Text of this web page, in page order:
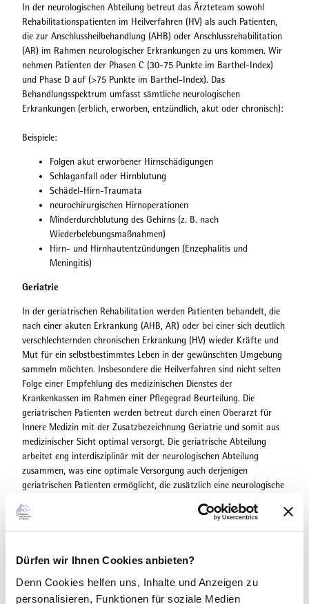
Dürfen wir Ihnen Cookies anbieten?
Denn Cookies helfen uns, Inhalte und Anzeigen zu
personalisieren, Funktionen für soziale Medien
In der neurologischen Abteilung betreut das Ärzteteam sowohl
Rehabilitationspatienten im Heilverfahren (HV) als auch Patienten,
die zur Anschlussheilbehandlung (AHB) oder Anschlussrehabilitation
(AR) im Rahmen neurologischer Erkrankungen zu uns kommen. Wir
nehmen Patienten der Phasen C (30-75 Punkte im Barthel-Index)
und Phase D auf (>75 Punkte im Barthel-Index). Das
Behandlungsspektrum umfasst sämtliche neurologischen
Erkrankungen (erblich, erworben, entzündlich, akut oder chronisch):
Beispiele:
Folgen akut erworbener Hirnschädigungen
Schlaganfall oder Hirnblutung
Schädel-Hirn-Traumata
neurochirurgischen Hirnoperationen
Minderdurchblutung des Gehirns (z. B. nach
Wiederbelebungsmaßnahmen)
Hirn- und Hirnhautentzündungen (Enzephalitis und
Meningitis)
Geriatrie
In der geriatrischen Rehabilitation werden Patienten behandelt, die
nach einer akuten Erkrankung (AHB, AR) oder bei einer sich deutlich
verschlechternden chronischen Erkrankung (HV) wieder Kräfte und
Mut für ein selbstbestimmtes Leben in der gewünschten Umgebung
sammeln möchten. Insbesondere die Heilverfahren sind nicht selten
Folge einer Empfehlung des medizinischen Dienstes der
Krankenkassen im Rahmen einer Pflegegrad Beurteilung. Die
geriatrischen Patienten werden betreut durch einen Oberarzt für
Innere Medizin mit der Zusatzbezeichnung Geriatrie und somit aus
medizinischer Sicht optimal versorgt. Die geriatrische Abteilung
arbeitet eng interdisziplinär mit der neurologischen Abteilung
zusammen, was eine optimale Versorgung auch derjenigen
geriatrischen Patienten ermöglicht, die zusätzlich eine neurologische
Gut zu wissen